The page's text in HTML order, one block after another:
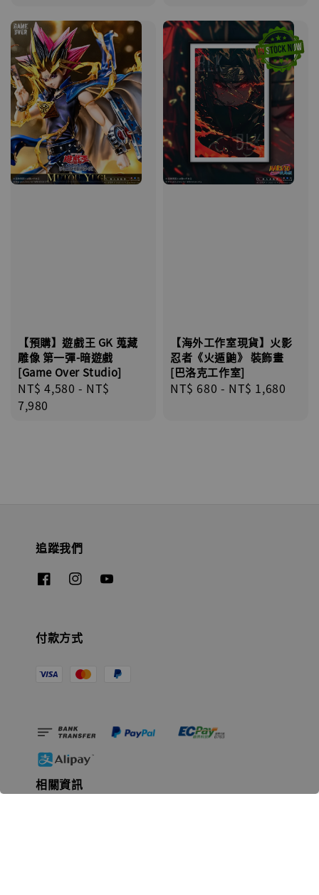
【預購】遊戲王 GK 蒐藏
雕像 第一彈-暗遊戲
[Game Over Studio]
Regular
price
NT$ 4,580 - NT$
7,980
【海外工作室現貨】火影
忍者《火遁鼬》 裝飾畫
[巴洛克工作室]
Regular
NT$ 680 - NT$ 1,680
追蹤我們
付款方式
相關資訊